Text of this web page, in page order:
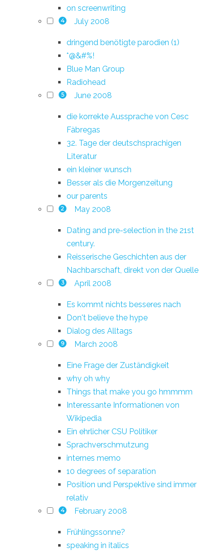
on screenwriting
4 July 2008
dringend benötigte parodien (1)
*@&#%!
Blue Man Group
Radiohead
5 June 2008
die korrekte Aussprache von Cesc
Fàbregas
32. Tage der deutschsprachigen
Literatur
ein kleiner wunsch
Besser als die Morgenzeitung
our parents
2 May 2008
Dating and pre-selection in the 21st
century.
Reisserische Geschichten aus der
Nachbarschaft, direkt von der Quelle
3 April 2008
Es kommt nichts besseres nach
Don't believe the hype
Dialog des Alltags
9 March 2008
Eine Frage der Zuständigkeit
why oh why
Things that make you go hmmmm
Interessante Informationen von
Wikipedia
Ein ehrlicher CSU Politiker
Sprachverschmutzung
internes memo
10 degrees of separation
Position und Perspektive sind immer
relativ
4 February 2008
Frühlingssonne?
speaking in italics